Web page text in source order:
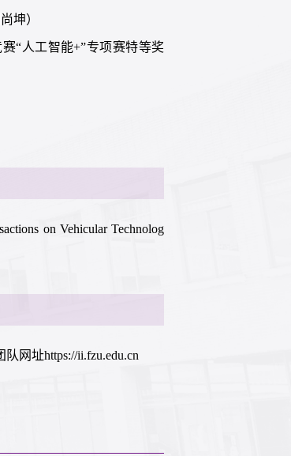
坤）
“人工智能+”专项赛特等奖
on Vehicular Technolog
网址https://ii.fzu.edu.cn